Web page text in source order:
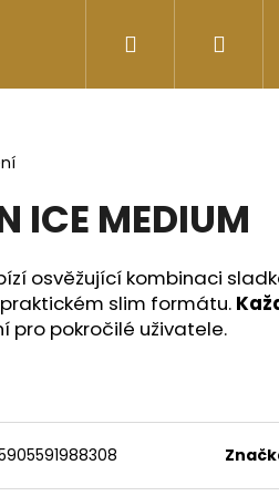
Doplňky stravy
ICE MEDIUM
osvěžující kombinaci
slim formátu.
pro pokročilé uživatele.